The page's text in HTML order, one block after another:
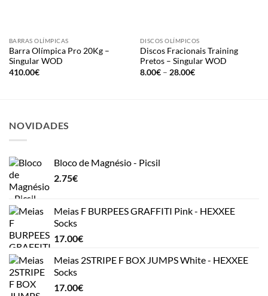
BARRAS OLÍMPICAS
Barra Olímpica Pro 20Kg –
Singular WOD
410.00€
DISCOS OLÍMPICOS
Discos Fracionais Training
Pretos – Singular WOD
8.00€ – 28.00€Price
NOVIDADES
Bloco de Magnésio - Picsil
2.75€
Meias F BURPEES GRAFFITI Pink - HEXXEE
Socks
17.00€
Meias 2STRIPE F BOX JUMPS White - HEXXEE
Socks
17.00€